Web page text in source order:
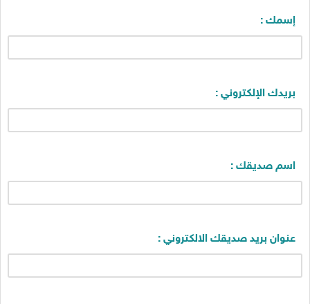
إسمك :
بريدك الإلكتروني :
اسم صديقك :
عنوان بريد صديقك الالكتروني :